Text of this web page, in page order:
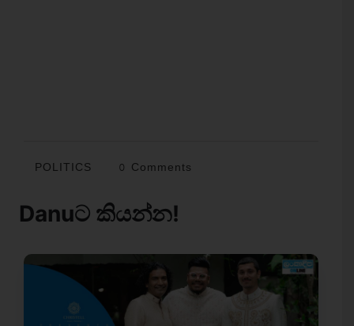
POLITICS 0 Comments